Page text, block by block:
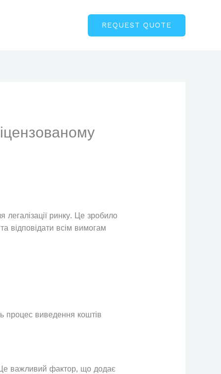
REQUEST QUOTE
легалізації ринку. Це зробило
відповідати всім вимогам
процес виведення коштів
важливий фактор, що додає